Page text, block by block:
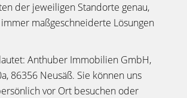
der jeweiligen Standorte genau,
maßgeschneiderte Lösungen
Anthuber Immobilien GmbH,
86356 Neusäß. Sie können uns
vor Ort besuchen oder